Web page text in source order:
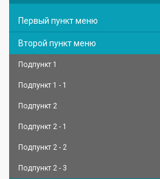
Первый пункт меню
Второй пункт меню
Подпункт 1
Подпункт 1 - 1
Подпункт 2
Подпункт 2 - 1
Подпункт 2 - 2
Подпункт 2 - 3